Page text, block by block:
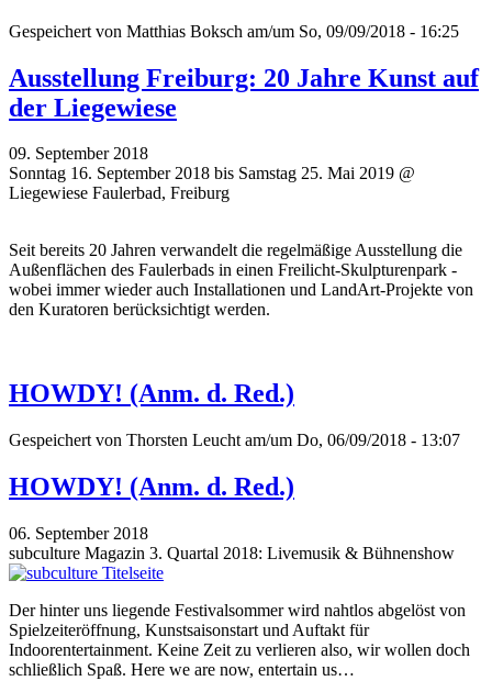
Gespeichert von Matthias Boksch am/um So, 09/09/2018 - 16:25
Ausstellung Freiburg: 20 Jahre Kunst auf
der Liegewiese
09. September 2018
Sonntag 16. September 2018 bis Samstag 25. Mai 2019 @
Liegewiese Faulerbad, Freiburg
Seit bereits 20 Jahren verwandelt die regelmäßige Ausstellung die
Außenflächen des Faulerbads in einen Freilicht-Skulpturenpark -
wobei immer wieder auch Installationen und LandArt-Projekte von
den Kuratoren berücksichtigt werden.
HOWDY! (Anm. d. Red.)
Gespeichert von Thorsten Leucht am/um Do, 06/09/2018 - 13:07
HOWDY! (Anm. d. Red.)
06. September 2018
subculture Magazin 3. Quartal 2018: Livemusik & Bühnenshow
Der hinter uns liegende Festivalsommer wird nahtlos abgelöst von
Spielzeiteröffnung, Kunstsaisonstart und Auftakt für
Indoorentertainment. Keine Zeit zu verlieren also, wir wollen doch
schließlich Spaß. Here we are now, entertain us…